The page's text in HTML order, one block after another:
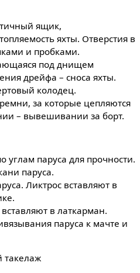
ящик,
яхты. Отверстия в
и пробками.
под днищем
дрейфа – сноса яхты.
колодец.
за которые цепляются
– вывешивании за борт.
углам паруса для прочности.
паруса.
Ликтрос вставляют в
в латкарман.
паруса к мачте и
такелаж